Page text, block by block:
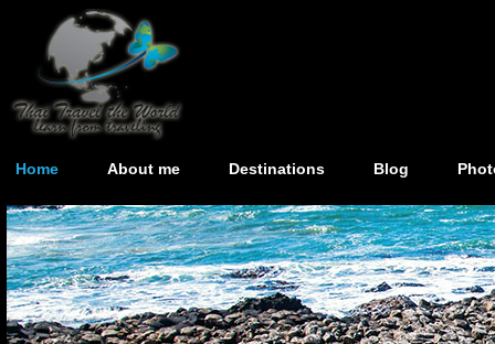
Home About me Destinations Blog